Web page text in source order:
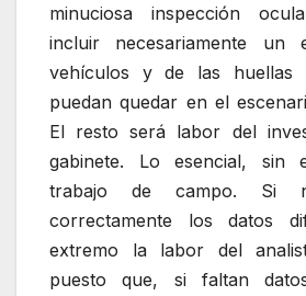
minuciosa inspección
incluir necesariamente un
vehículos y de las huellas
puedan quedar en el
El resto será labor del
gabinete. Lo esencial, sin
trabajo de campo. Si
correctamente los datos
extremo la labor del
puesto que, si faltan